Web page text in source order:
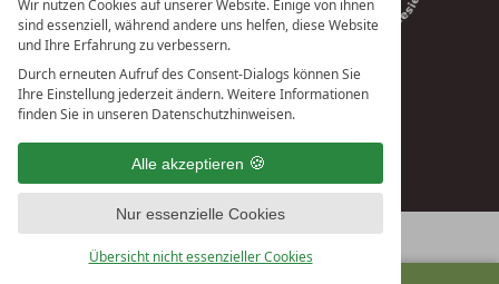
Wir nutzen Cookies auf unserer Website. Einige von ihnen
sind essenziell, während andere uns helfen, diese Website
und Ihre Erfahrung zu verbessern.
Durch erneuten Aufruf des Consent-Dialogs können Sie
Ihre Einstellung jederzeit ändern. Weitere Informationen
finden Sie in unseren Datenschutzhinweisen.
Alle akzeptieren
Nur essenzielle Cookies
Übersicht nicht essenzieller Cookies
vioma GmbH